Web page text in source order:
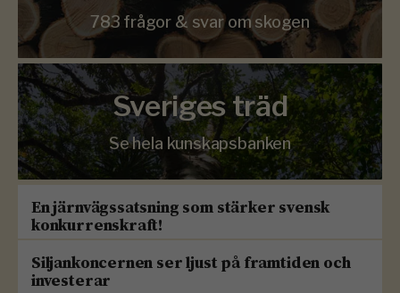
783 frågor & svar om skogen
Sveriges träd
Se hela kunskapsbanken
En järnvägssatsning som stärker svensk
konkurrenskraft!
Siljankoncernen ser ljust på framtiden och
investerar